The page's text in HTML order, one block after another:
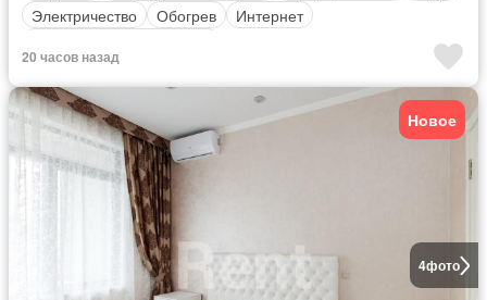
Электричество
Обогрев
Интернет
20 часов назад
4фото
Новое